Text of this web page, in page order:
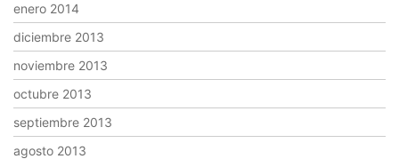
enero 2014
diciembre 2013
noviembre 2013
octubre 2013
septiembre 2013
agosto 2013